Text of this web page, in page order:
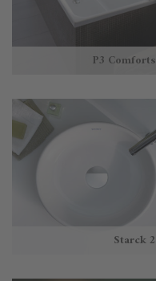
P3 Comforts
Starck 2